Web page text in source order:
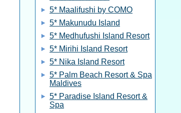
5* Maalifushi by COMO
5* Makunudu Island
5* Medhufushi Island Resort
5* Mirihi Island Resort
5* Nika Island Resort
5* Palm Beach Resort & Spa
Maldives
5* Paradise Island Resort &
Spa